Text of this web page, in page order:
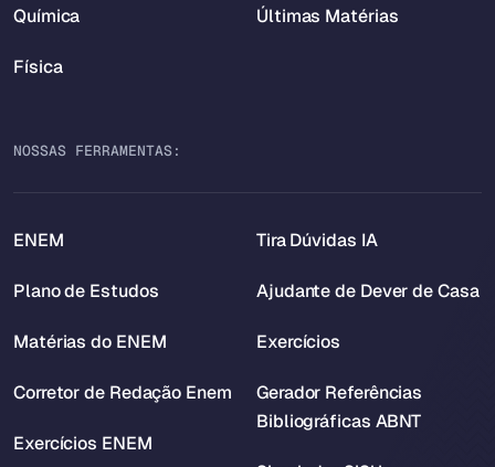
Química
Física
Últimas Matérias
NOSSAS FERRAMENTAS:
ENEM
Plano de Estudos
Matérias do ENEM
Corretor de Redação Enem
Exercícios ENEM
Tira Dúvidas IA
Ajudante de Dever de Casa
Exercícios
Gerador Referências
Bibliográficas ABNT